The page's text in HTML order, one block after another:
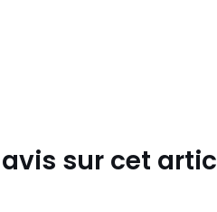
sur cet